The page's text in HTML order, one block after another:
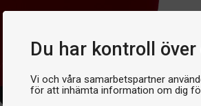
Du har kontroll
Vi och våra samarbetspartner
för att inhämta information om dig